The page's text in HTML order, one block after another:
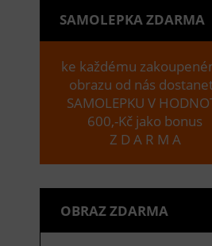
SAMOLEPKA ZDARMA
ke každému
obrazu od nás
SAMOLEPKU V
600,-Kč jako bonus
Z D A R M A
OBRAZ ZDARMA